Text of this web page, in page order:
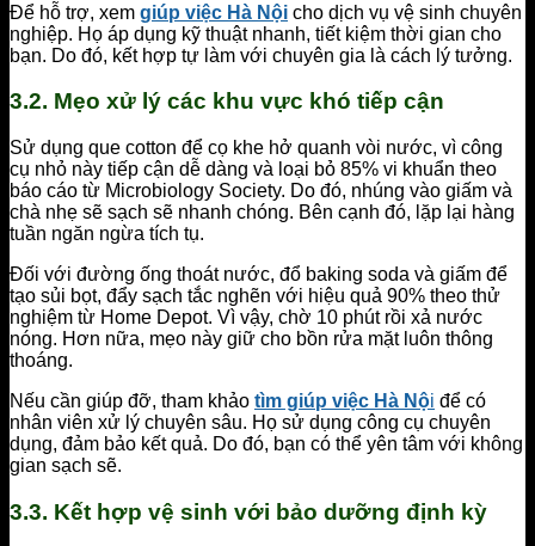
Để hỗ trợ, xem giúp việc Hà Nội cho dịch vụ vệ sinh chuyên
nghiệp. Họ áp dụng kỹ thuật nhanh, tiết kiệm thời gian cho
bạn. Do đó, kết hợp tự làm với chuyên gia là cách lý tưởng.
3.2. Mẹo xử lý các khu vực khó tiếp cận
Sử dụng que cotton để cọ khe hở quanh vòi nước, vì công
cụ nhỏ này tiếp cận dễ dàng và loại bỏ 85% vi khuẩn theo
báo cáo từ Microbiology Society. Do đó, nhúng vào giấm và
chà nhẹ sẽ sạch sẽ nhanh chóng. Bên cạnh đó, lặp lại hàng
tuần ngăn ngừa tích tụ.
Đối với đường ống thoát nước, đổ baking soda và giấm để
tạo sủi bọt, đẩy sạch tắc nghẽn với hiệu quả 90% theo thử
nghiệm từ Home Depot. Vì vậy, chờ 10 phút rồi xả nước
nóng. Hơn nữa, mẹo này giữ cho bồn rửa mặt luôn thông
thoáng.
Nếu cần giúp đỡ, tham khảo tìm giúp việc Hà Nội để có
nhân viên xử lý chuyên sâu. Họ sử dụng công cụ chuyên
dụng, đảm bảo kết quả. Do đó, bạn có thể yên tâm với không
gian sạch sẽ.
3.3. Kết hợp vệ sinh với bảo dưỡng định kỳ